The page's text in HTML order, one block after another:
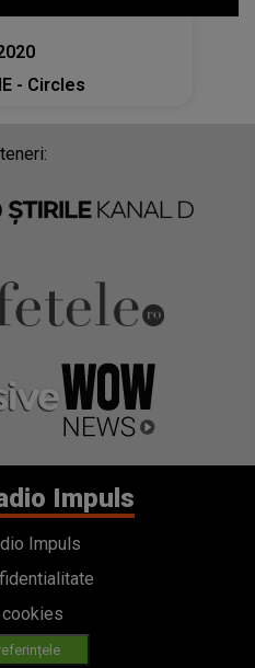
- Circles
Impuls
Impuls